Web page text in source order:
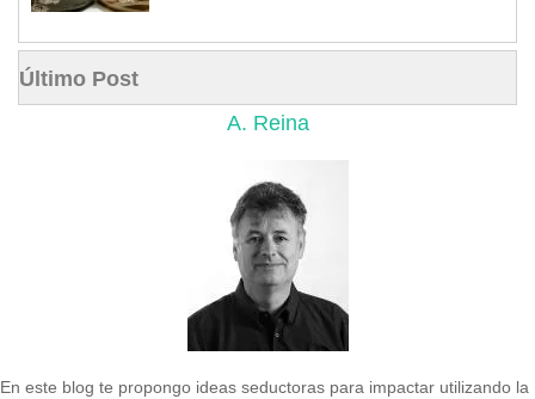
Último Post
A. Reina
En este blog te propongo ideas seductoras para impactar utilizando la